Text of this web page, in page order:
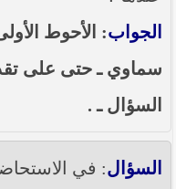
الجواب: الأحوط
سماوي ـ حتى على
السؤال ـ .
السؤال: في